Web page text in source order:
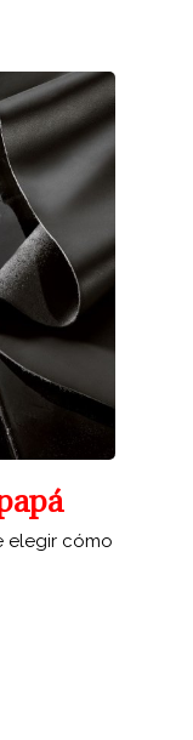
elegir cómo